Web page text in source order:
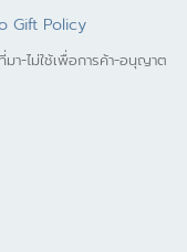
Gift Policy
-ไม่ใช้เพื่อการค้า-อนุญาต